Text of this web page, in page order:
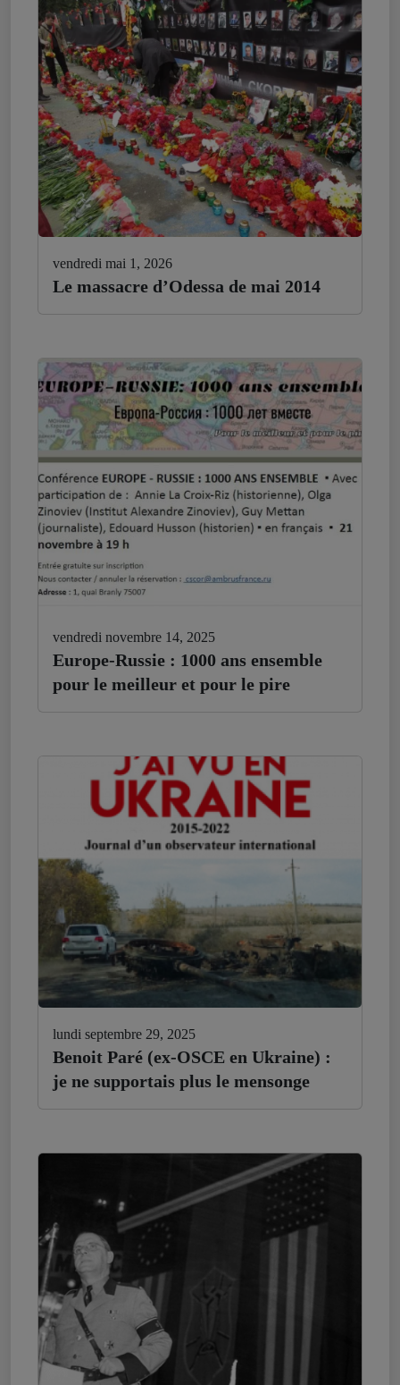
vendredi mai 1, 2026
Le massacre d’Odessa de mai 2014
vendredi novembre 14, 2025
Europe-Russie : 1000 ans ensemble
pour le meilleur et pour le pire
lundi septembre 29, 2025
Benoit Paré (ex-OSCE en Ukraine) :
je ne supportais plus le mensonge